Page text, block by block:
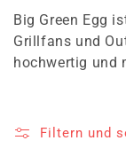
t
e
o
Big Green Egg
Grillfans und
hochwertig und
Filtern und